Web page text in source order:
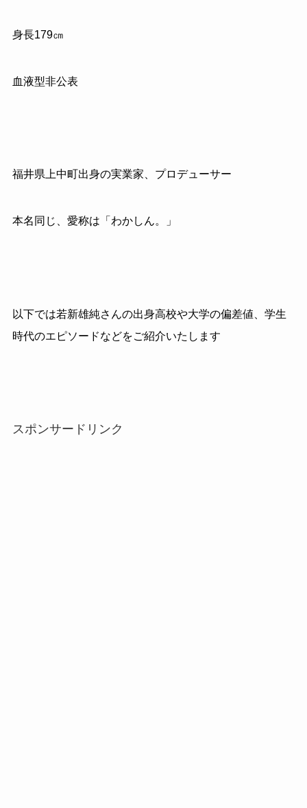
身長179㎝
血液型非公表
福井県上中町出身の実業家、プロデューサー
本名同じ、愛称は「わかしん。」
以下では若新雄純さんの出身高校や大学の偏差値、学生
時代のエピソードなどをご紹介いたします
スポンサードリンク